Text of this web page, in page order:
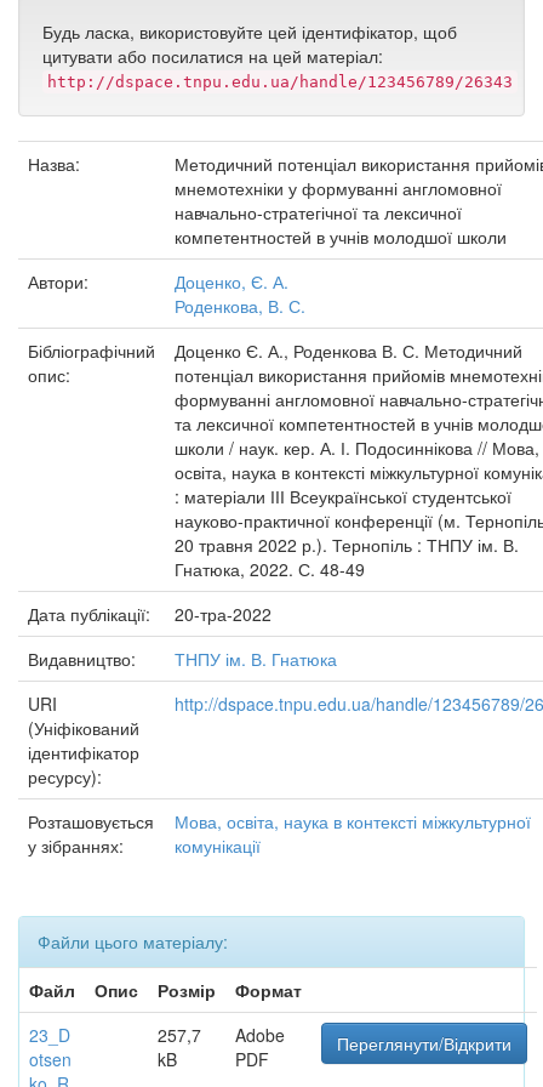
Будь ласка, використовуйте цей ідентифікатор, щоб
цитувати або посилатися на цей матеріал:
http://dspace.tnpu.edu.ua/handle/123456789/26343
Назва:
Методичний потенціал використання
мнемотехніки у формуванні англомовної
навчально-стратегічної та лексичної
компетентностей в учнів молодшої школи
Автори:
Доценко, Є. А.
Роденкова, В. С.
Бібліографічний
опис:
Доценко Є. А., Роденкова В. С. Методичний
потенціал використання прийомів
формуванні англомовної навчально-
та лексичної компетентностей в учнів
школи / наук. кер. А. І. Подосиннікова // Мова,
освіта, наука в контексті міжкультурної
: матеріали ІІІ Всеукраїнської студентської
науково-практичної конференції (м.
20 травня 2022 р.). Тернопіль : ТНПУ ім. В.
Гнатюка, 2022. С. 48-49
Дата публікації:
20-тра-2022
Видавництво:
ТНПУ ім. В. Гнатюка
URI
(Уніфікований
ідентифікатор
ресурсу):
http://dspace.tnpu.edu.ua/handle/123456789/
Розташовується
у зібраннях:
Мова, освіта, наука в контексті міжкультурної
комунікації
Файли цього матеріалу:
Файл
Опис Розмір
Формат
23_D
otsen
257,7
kB
Adobe
PDF
Переглянути/Відкрити